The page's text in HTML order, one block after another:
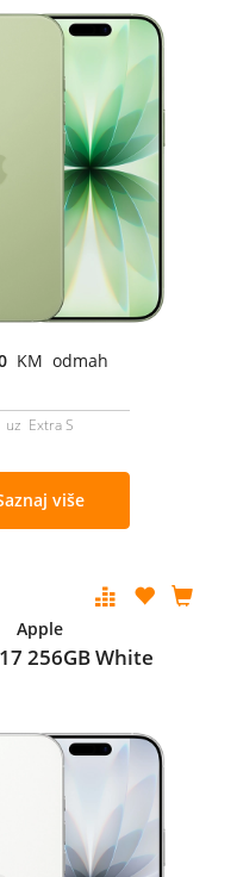
KM odmah
uz Extra S
više
Apple
256GB White